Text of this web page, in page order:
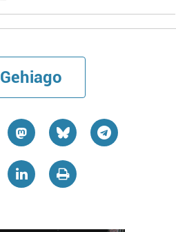
Gehiago